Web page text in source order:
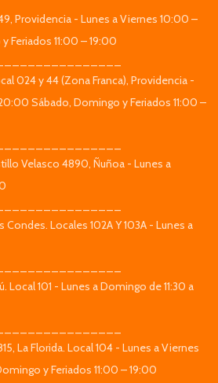
Providencia - Lunes a Viernes 10:00 –
Feriados 11:00 – 19:00
024 y 44 (Zona Franca), Providencia -
Sábado, Domingo y Feriados 11:00 –
Velasco 4890, Ñuñoa - Lunes a
Condes. Locales 102A Y 103A - Lunes a
Local 101 - Lunes a Domingo de 11:30 a
La Florida. Local 104 - Lunes a Viernes
y Feriados 11:00 – 19:00